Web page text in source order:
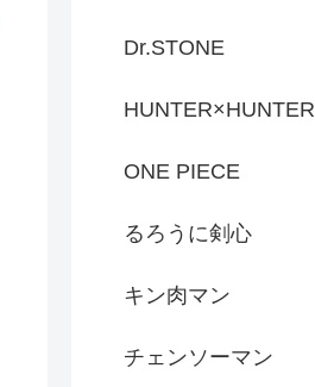
Dr.STONE
HUNTER×HUNTER
ONE PIECE
るろうに剣心
キン肉マン
チェンソーマン